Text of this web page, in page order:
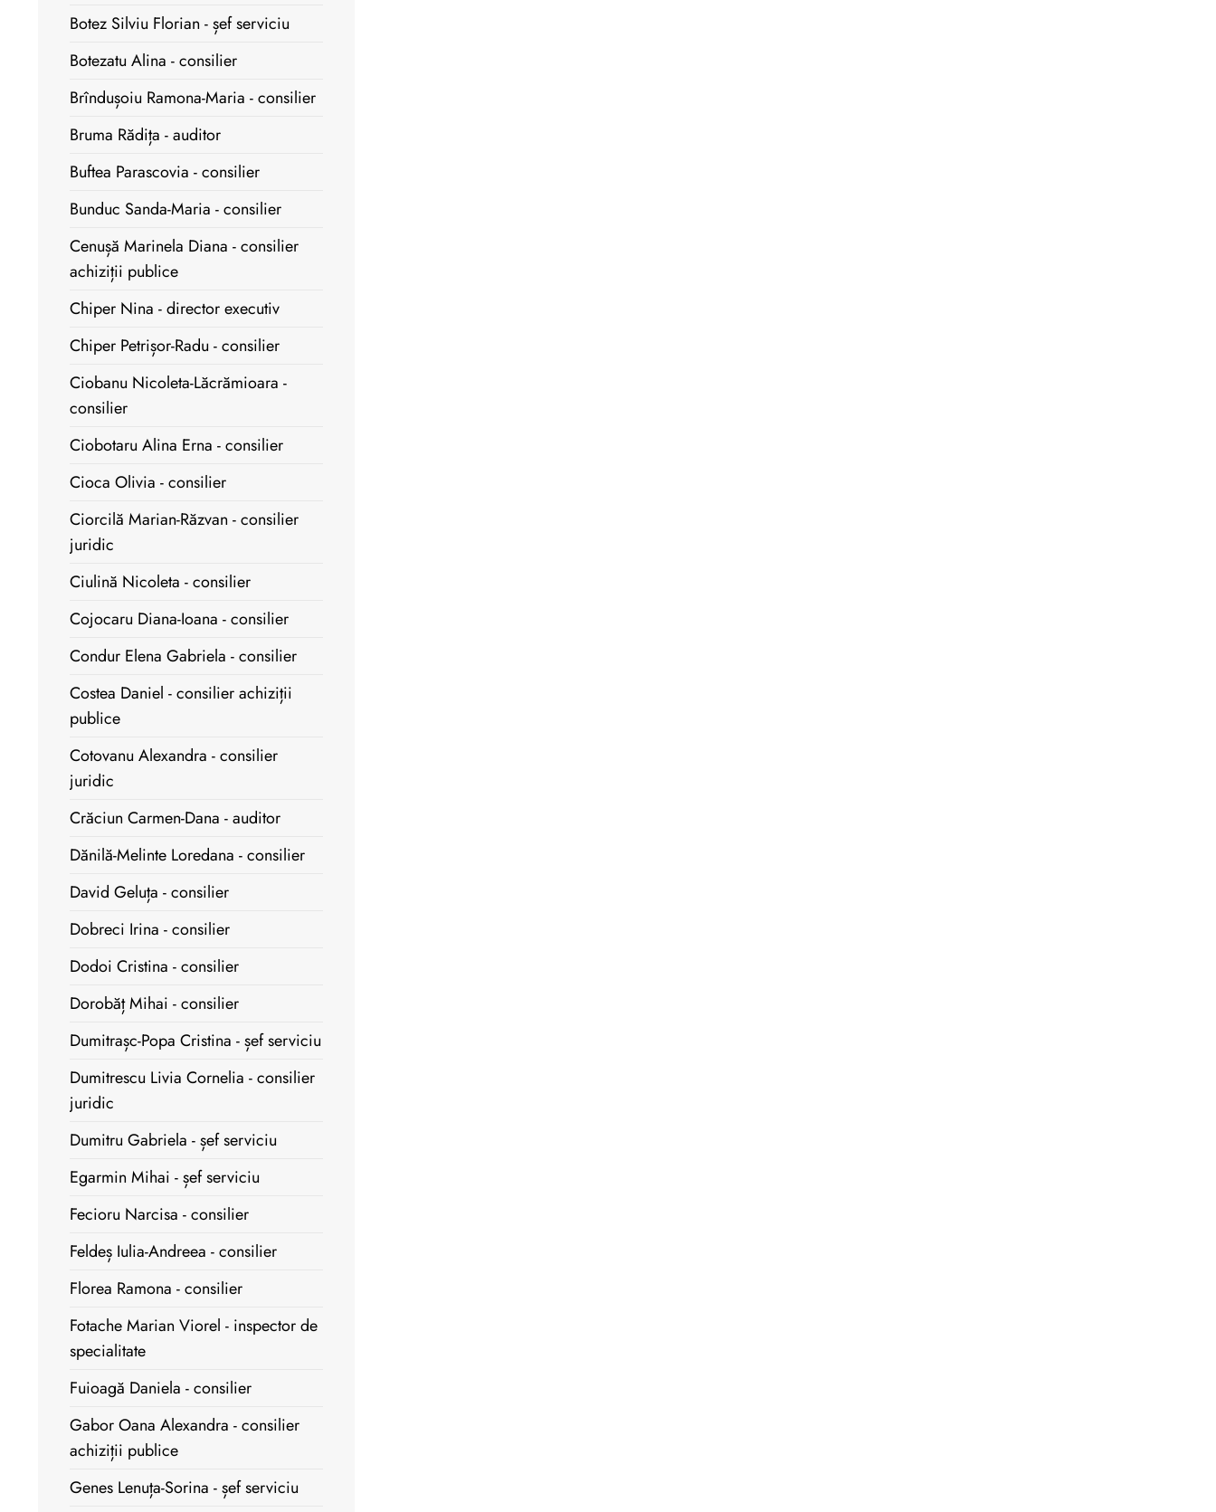
Botez Silviu Florian - șef serviciu
Botezatu Alina - consilier
Brîndușoiu Ramona-Maria - consilier
Bruma Rădița - auditor
Buftea Parascovia - consilier
Bunduc Sanda-Maria - consilier
Cenușă Marinela Diana - consilier
achiziții publice
Chiper Nina - director executiv
Chiper Petrișor-Radu - consilier
Ciobanu Nicoleta-Lăcrămioara -
consilier
Ciobotaru Alina Erna - consilier
Cioca Olivia - consilier
Ciorcilă Marian-Răzvan - consilier
juridic
Ciulină Nicoleta - consilier
Cojocaru Diana-Ioana - consilier
Condur Elena Gabriela - consilier
Costea Daniel - consilier achiziții
publice
Cotovanu Alexandra - consilier
juridic
Crăciun Carmen-Dana - auditor
Dănilă-Melinte Loredana - consilier
David Geluța - consilier
Dobreci Irina - consilier
Dodoi Cristina - consilier
Dorobăț Mihai - consilier
Dumitrașc-Popa Cristina - șef serviciu
Dumitrescu Livia Cornelia - consilier
juridic
Dumitru Gabriela - șef serviciu
Egarmin Mihai - șef serviciu
Fecioru Narcisa - consilier
Feldeș Iulia-Andreea - consilier
Florea Ramona - consilier
Fotache Marian Viorel - inspector de
specialitate
Fuioagă Daniela - consilier
Gabor Oana Alexandra - consilier
achiziții publice
Genes Lenuța-Sorina - șef serviciu